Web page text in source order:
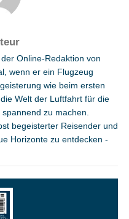
Online-Redaktion von
wenn er ein Flugzeug
wie beim ersten
Welt der Luftfahrt für die
zu machen.
begeisterter Reisender und
Horizonte zu entdecken -